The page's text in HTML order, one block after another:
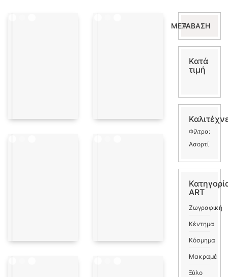
για:
ΜΕΤΆΒΑΣΗ
Κατά
τιμή
Φίλτρα:
Ασορτί
ART
Ζωγραφική
Κέντημα
Κόσμημα
Μακραμέ
Ξύλο